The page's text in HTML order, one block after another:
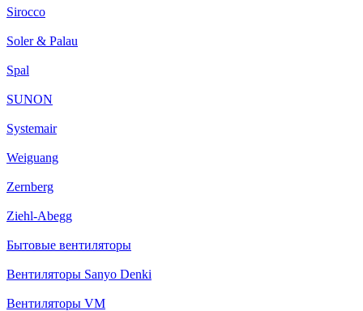
Sirocco
Soler & Palau
Spal
SUNON
Systemair
Weiguang
Zernberg
Ziehl-Abegg
Бытовые вентиляторы
Вентиляторы Sanyo Denki
Вентиляторы VM